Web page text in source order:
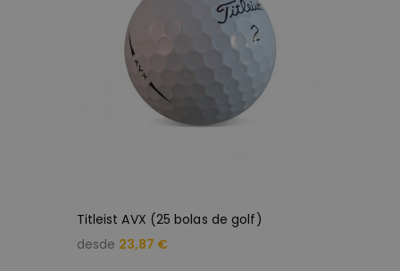
Titleist AVX (25 bolas de golf)
desde 23,87 €